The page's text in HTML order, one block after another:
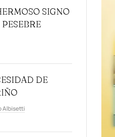
SIGNO
DE
Albisetti